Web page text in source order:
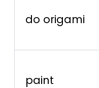
do origami
paint